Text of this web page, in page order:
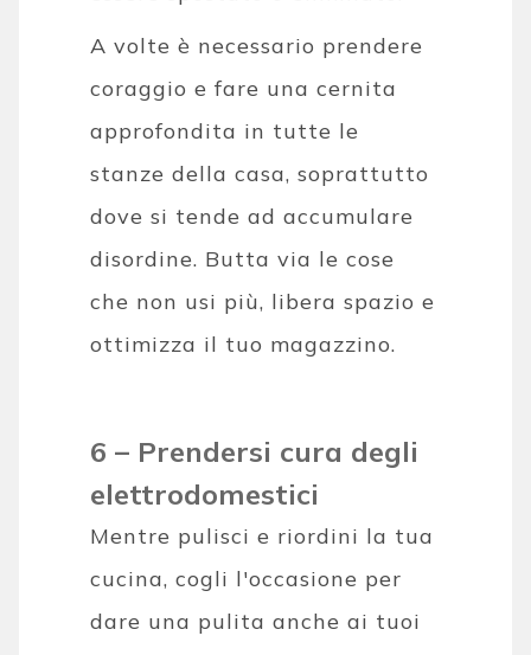
A volte è necessario prendere
coraggio e fare una cernita
approfondita in tutte le
stanze della casa, soprattutto
dove si tende ad accumulare
disordine. Butta via le cose
che non usi più, libera spazio e
ottimizza il tuo magazzino.
6 – Prendersi cura degli
elettrodomestici
Mentre pulisci e riordini la tua
cucina, cogli l'occasione per
dare una pulita anche ai tuoi